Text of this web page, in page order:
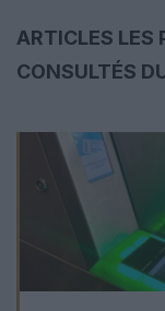
ARTICLES LES
CONSULTÉS